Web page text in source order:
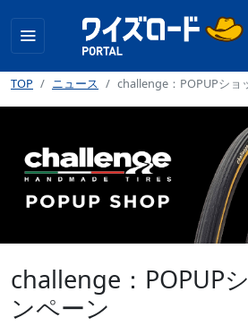
TOP ニュース challenge：POPUPショ
challenge：POPUP
ンペーン